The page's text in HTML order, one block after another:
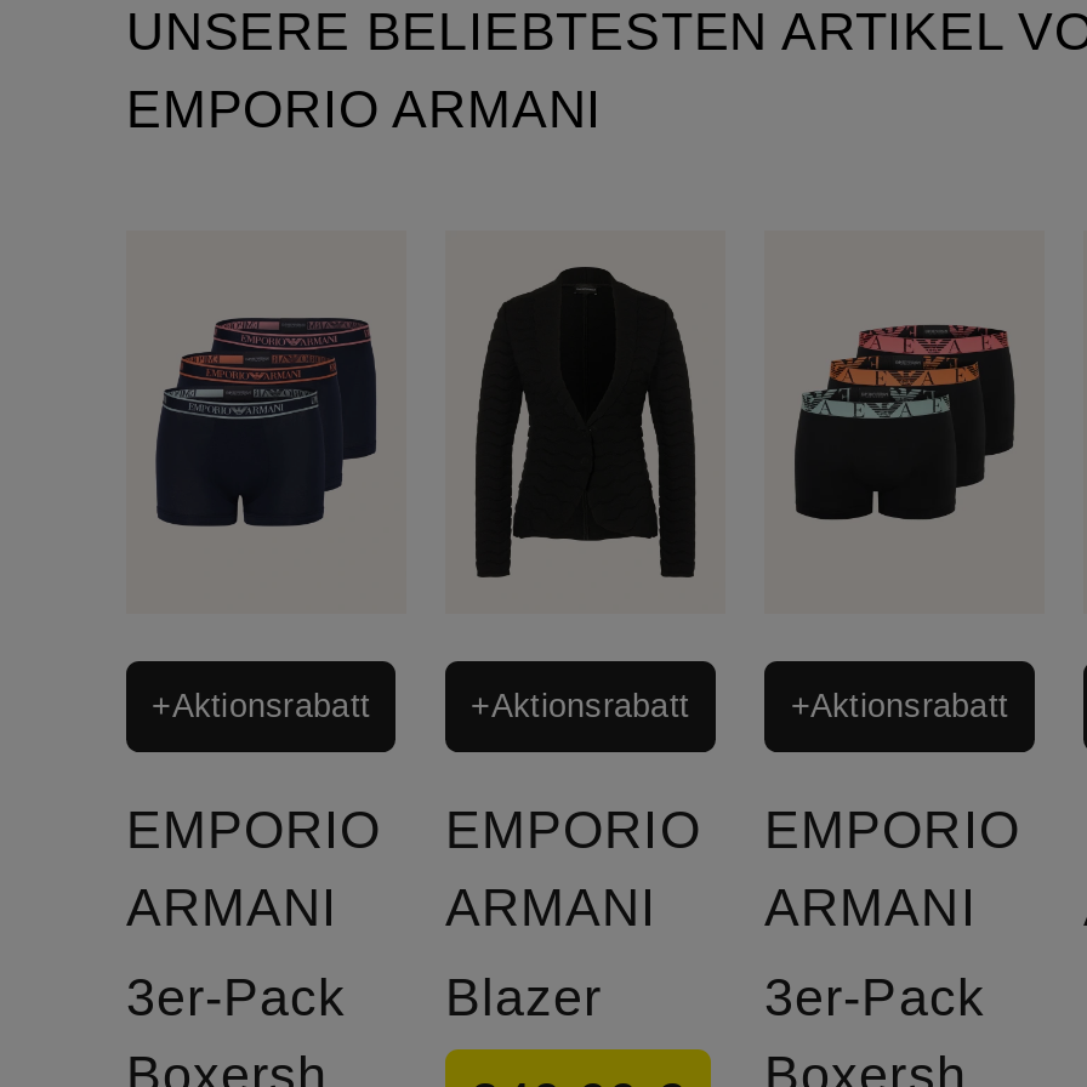
UNSERE BELIEBTESTEN ARTIKEL
EMPORIO ARMANI
+Aktionsrabatt
EMPORIO
ARMANI
3er-Pack
+Aktionsrabatt
EMPORIO
ARMANI
Blazer
+Aktionsrabatt
EMPORIO
ARMANI
3er-Pack